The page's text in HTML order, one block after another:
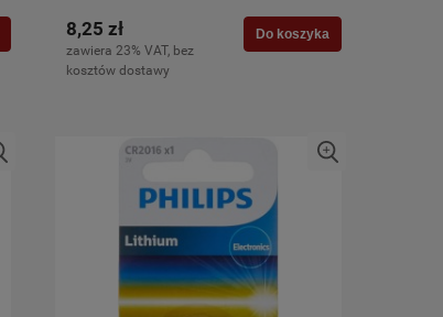
8,25 zł
zawiera 23% VAT, bez
kosztów dostawy
Do koszyka